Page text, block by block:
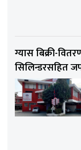
ग्यास बिक्री-
सिलिन्डरसहित